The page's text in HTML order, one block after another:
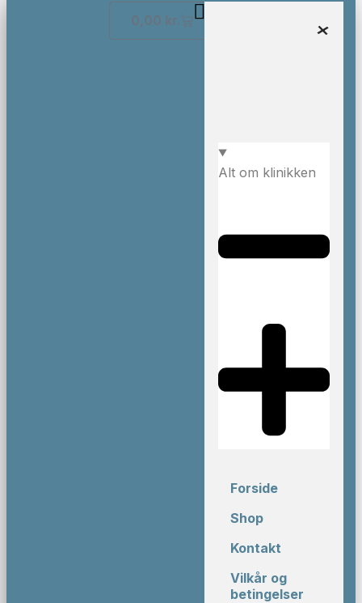
0,00 kr.
Alt om klinikken
Forside
Shop
Kontakt
Vilkår og
betingelser